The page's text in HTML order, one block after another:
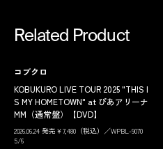
Related Product
コブクロ
KOBUKURO LIVE TOUR 2025 "THIS I
S MY HOMETOWN" at ぴあアリーナ
MM（通常盤）【DVD】
2026.06.24 発売￥7,480（税込）／WPBL-9070
5/6